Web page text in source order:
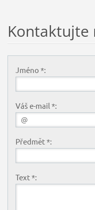
Kontaktujte
Jméno *:
Váš e-mail *:
Předmět *:
Text *: